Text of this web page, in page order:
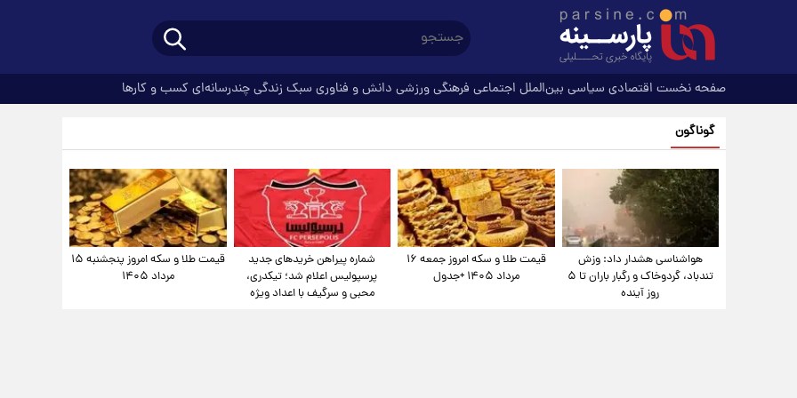
صفحه نخست اقتصادی سیاسی بین‌الملل اجتماعی فرهنگیورزشی دانش و فناوری سبک زندگیچندرسانه‌ای کسب و کارها
گوناگون
هواشناسی هشدار داد: وزش
تندباد، گردوخاک و رگبار باران تا ۵
روز آینده
قیمت طلا و سکه امروز جمعه ۱۶
مرداد ۱۴۰۵ +جدول
شماره پیراهن خریدهای جدید
پرسپولیس اعلام شد؛ تیکدری،
محبی و سرگیف با اعداد ویژه
قیمت طلا و سکه امروز پنجشنبه ۱۵
مرداد ۱۴۰۵